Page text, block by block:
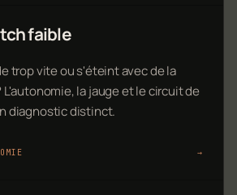
faible
trop vite ou s'éteint avec de la
la jauge et le circuit de
diagnostic distinct.
→